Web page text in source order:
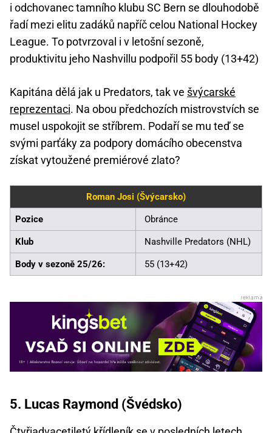
i odchovanec tamního klubu SC Bern se dlouhodobě
řadí mezi elitu zadáků napříč celou National Hockey
League. To potvrzoval i v letošní sezoně,
produktivitu jeho Nashvillu podpořil 55 body (13+42)
Kapitána dělá jak u Predators, tak ve švýcarské
reprezentaci. Na obou předchozích mistrovstvích se
musel uspokojit se stříbrem. Podaří se mu teď se
svými parťáky za podpory domácího obecenstva
získat vytoužené premiérové zlato?
Roman Josi (Švýcarsko)
Pozice Obránce
Klub Nashville Predators (NHL)
Body v sezoně 25/26: 55 (13+42)
5. Lucas Raymond (Švédsko)